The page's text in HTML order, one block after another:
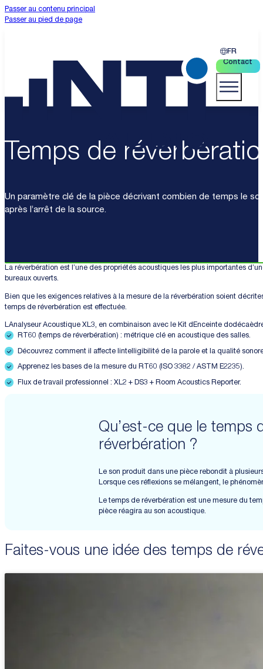
Passer au contenu principal
Passer au pied de page
FR
Contact
Temps de
Un paramètre clé de la pièce décrivant combien de temps le
après l’arrêt de la source.
La réverbération est l’une des propriétés acoustiques les plus importantes
bureaux ouverts.
Bien que les exigences relatives à la mesure de la réverbération soient
temps de réverbération est effectuée.
LAnalyseur Acoustique XL3, en combinaison avec le Kit dEnceinte
RT60 (temps de réverbération) : métrique clé en acoustique des salles.
Découvrez comment il affecte lintelligibilité de la parole et la qualité
Apprenez les bases de la mesure du RT60 (ISO 3382 / ASTM E2235).
Flux de travail professionnel : XL2 + DS3 + Room Acoustics Reporter.
Qu’est-ce que le temps
réverbération ?
Le son produit dans une pièce rebondit à
Lorsque ces réflexions se mélangent, le
Le temps de réverbération est une mesure du
pièce réagira au son acoustique.
Faites-vous une idée des temps de